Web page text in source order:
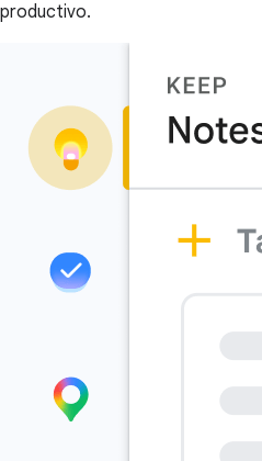
productivo.